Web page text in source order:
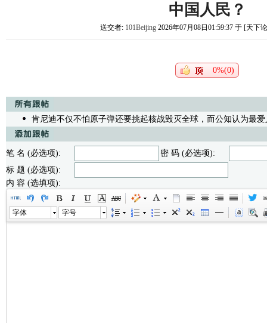
中国人民？
送交者: 101Beijing2026年07月08日01:59:37 于 [天下
0%(0)
肯尼迪不仅不怕原子弹还要挑起核战毁灭全球，而公知认为最爱
笔 名 (必选项):
密 码 (必选项):
标 题 (必选项):
内 容 (选填项):
字体 字号